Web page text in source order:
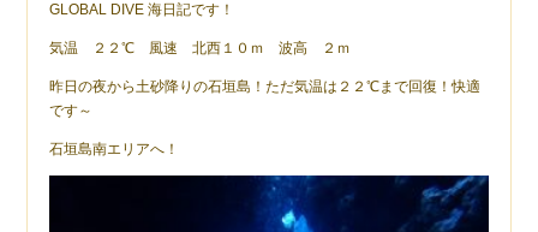
GLOBAL DIVE 海日記です！
気温 ２２℃ 風速 北西１０ｍ 波高 ２ｍ
昨日の夜から土砂降りの石垣島！ただ気温は２２℃まで回復！快適
です～
石垣島南エリアへ！